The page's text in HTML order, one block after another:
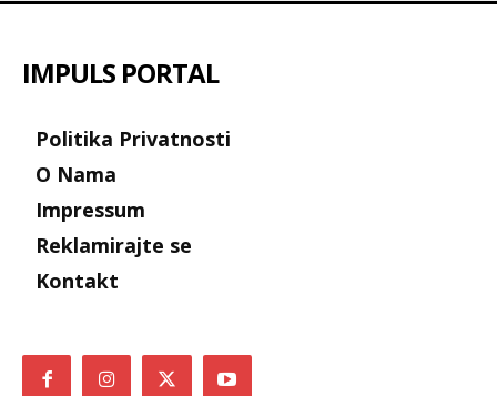
IMPULS PORTAL
Politika Privatnosti
O Nama
Impressum
Reklamirajte se
Kontakt